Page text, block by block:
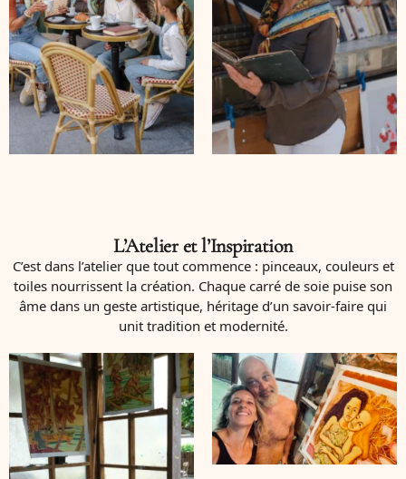
L’Atelier et l’Inspiration
C’est dans l’atelier que tout commence : pinceaux, couleurs et
toiles nourrissent la création. Chaque carré de soie puise son
âme dans un geste artistique, héritage d’un savoir-faire qui
unit tradition et modernité.